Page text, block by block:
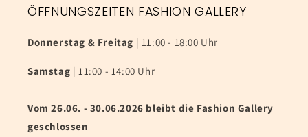
ÖFFNUNGSZEITEN FASHION GALLERY
Donnerstag & Freitag | 11:00 - 18:00 Uhr
Samstag | 11:00 - 14:00 Uhr
Vom 26.06. - 30.06.2026 bleibt die Fashion Gallery
geschlossen